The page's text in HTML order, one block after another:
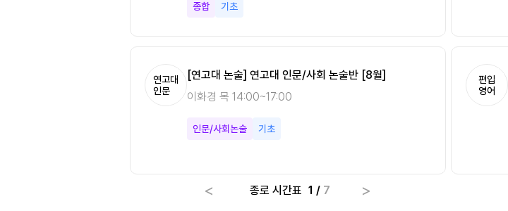
종합 기초
연고대
인문
[연고대 논술] 연고대 인문/사회 논술반 [8월]
이화경 목 14:00~17:00
인문/사회논술 기초
편입
수학
1 / 7
< >
종로 시간표
편입
영어